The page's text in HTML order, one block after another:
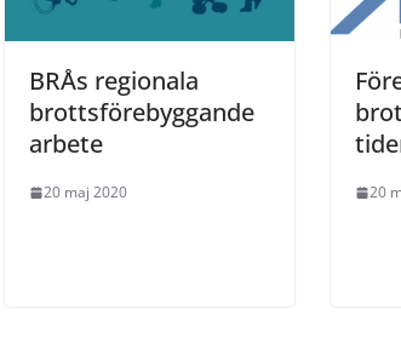
BRÅs regionala
brottsförebyggande
arbete
20 maj 2020 20